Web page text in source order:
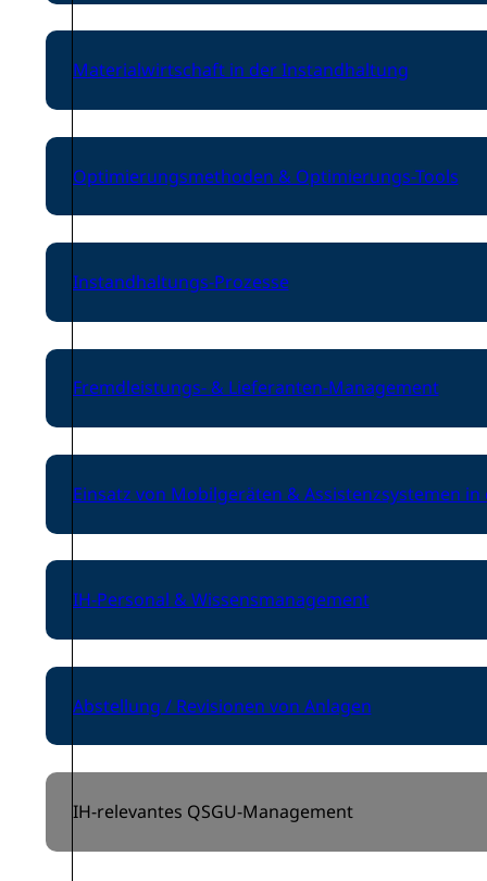
Materialwirtschaft in der Instandhaltung
Optimierungsmethoden & Optimierungs-Tools
Instandhaltungs-Prozesse
Fremdleistungs- & Lieferanten-Management
Einsatz von Mobilgeräten & Assistenzsystemen
IH-Personal & Wissensmanagement
Abstellung / Revisionen von Anlagen
IH-relevantes QSGU-Management